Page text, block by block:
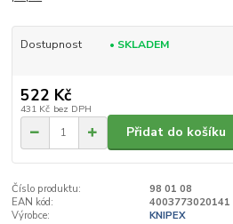
Dostupnost • SKLADEM
522 Kč
431 Kč bez DPH
Přidat do košíku
Číslo produktu:
98 01 08
EAN kód:
4003773020141
Výrobce:
KNIPEX